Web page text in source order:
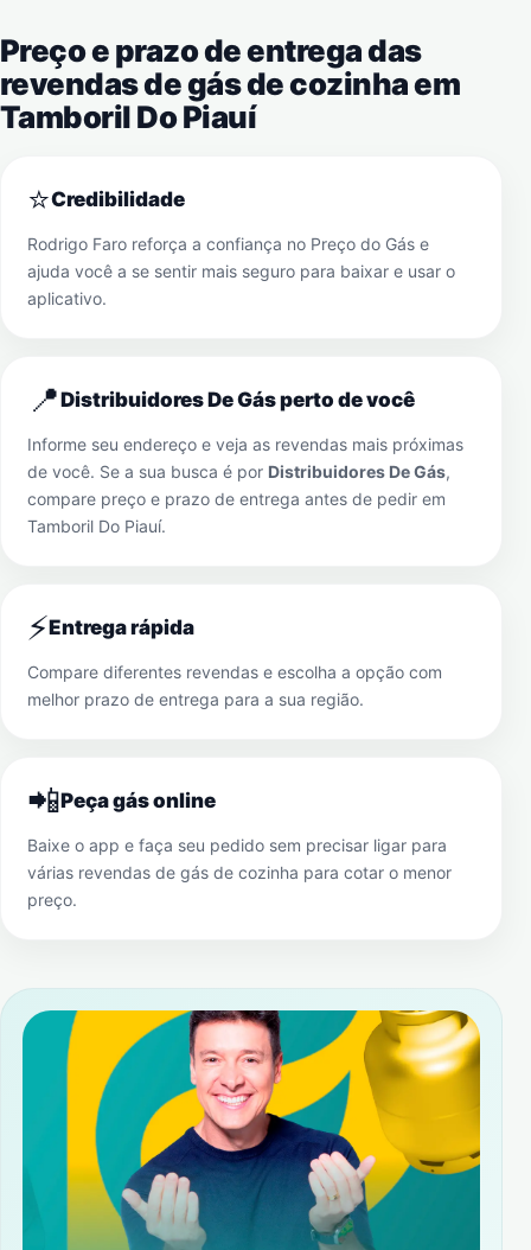
Preço e prazo de entrega das
revendas de gás de cozinha em
Tamboril Do Piauí
⭐Credibilidade
Rodrigo Faro reforça a confiança no Preço do Gás e
ajuda você a se sentir mais seguro para baixar e usar o
aplicativo.
📍Distribuidores De Gás perto de você
Informe seu endereço e veja as revendas mais próximas
de você. Se a sua busca é por Distribuidores De Gás,
compare preço e prazo de entrega antes de pedir em
Tamboril Do Piauí.
⚡Entrega rápida
Compare diferentes revendas e escolha a opção com
melhor prazo de entrega para a sua região.
📲Peça gás online
Baixe o app e faça seu pedido sem precisar ligar para
várias revendas de gás de cozinha para cotar o menor
preço.